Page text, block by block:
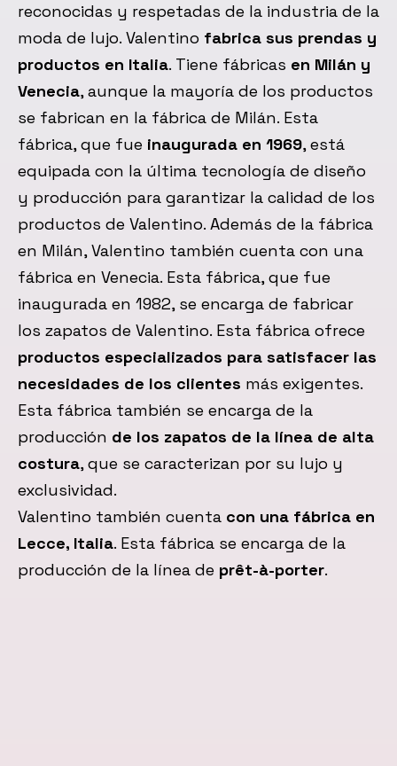
reconocidas y respetadas de la industria de la
moda de lujo. Valentino fabrica sus prendas y
productos en Italia. Tiene fábricas en Milán y
Venecia, aunque la mayoría de los productos
se fabrican en la fábrica de Milán. Esta
fábrica, que fue inaugurada en 1969, está
equipada con la última tecnología de diseño
y producción para garantizar la calidad de los
productos de Valentino. Además de la fábrica
en Milán, Valentino también cuenta con una
fábrica en Venecia. Esta fábrica, que fue
inaugurada en 1982, se encarga de fabricar
los zapatos de Valentino. Esta fábrica ofrece
productos especializados para satisfacer las
necesidades de los clientes más exigentes.
Esta fábrica también se encarga de la
producción de los zapatos de la línea de alta
costura, que se caracterizan por su lujo y
exclusividad.
Valentino también cuenta con una fábrica en
Lecce, Italia. Esta fábrica se encarga de la
producción de la línea de prêt-à-porter.